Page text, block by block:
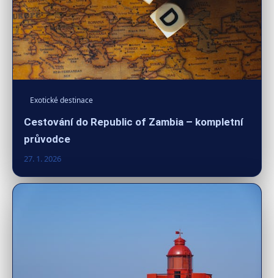
Exotické destinace
Cestování do Republic of Zambia – kompletní
průvodce
27. 1. 2026